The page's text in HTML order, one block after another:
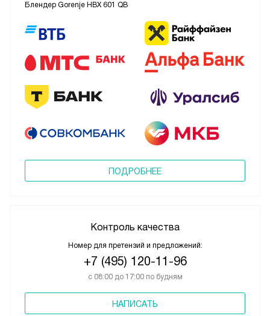
Блендер Gorenje HBX 601 QB
ПОДРОБНЕЕ
Контроль качества
Номер для претензий и предложений:
+7 (495) 120-11-96
с 08:00 до 17:00 по будням
НАПИСАТЬ